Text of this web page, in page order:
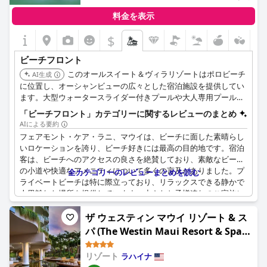
料金を表示
$
ビーチフロント
AI生成
このオールスイート＆ヴィラリゾートはポロビーチ
に位置し、オーシャンビューの広々とした宿泊施設を提供してい
ます。大型ウォータースライダー付きプールや大人専用プールを
含む複数のプールがあり、ビーチやワイレア・コースタル・ウォ
ークへ直接アクセスできます。
「ビーチフロント」カテゴリーに関するレビューのまとめ
AIによる要約
フェアモント・ケア・ラニ、マウイは、ビーチに面した素晴らし
いロケーションを誇り、ビーチ好きには最高の目的地です。宿泊
客は、ビーチへのアクセスの良さを絶賛しており、素敵なビーチ
の小道や快適なアメニティについて多くの言及がありました。プ
ライベートビーチは特に際立っており、リラックスできる静かで
人里離れた場所を提供しています。小さなお子様連れのご家族に
は、ビーチとプールも小さなお子様に最適であることを喜んでい
ただけるでしょう。また、地元のエリアを探索したい方には、ビ
ーチウォークは、途中で立ち寄れるコーヒーショップがたくさん
ある景色の良いルートを提供しています。目の前で利用できる素
晴らしいシュノーケリングの機会をお見逃しなく。これは見逃せ
ないビーチの目的地です！
全カテゴリーのレビューまとめを読む
ザ ウェスティン マウイ リゾート & ス
パ (The Westin Maui Resort & Spa,
Ka'anapali)
リゾート ラハイナ